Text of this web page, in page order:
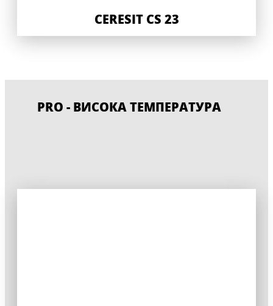
CERESIT CS 23
PRO - ВИСОКА ТЕМПЕРАТУРА